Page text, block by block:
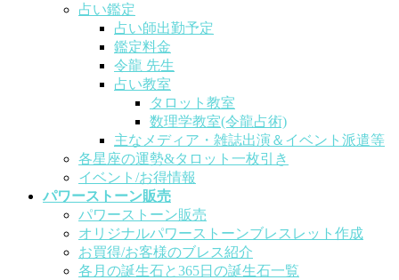
占い鑑定
占い師出勤予定
鑑定料金
令龍 先生
占い教室
タロット教室
数理学教室(令龍占術)
主なメディア・雑誌出演＆イベント派遣等
各星座の運勢&タロット一枚引き
イベント/お得情報
パワーストーン販売
パワーストーン販売
オリジナルパワーストーンブレスレット作成
お買得/お客様のブレス紹介
各月の誕生石と365日の誕生石一覧